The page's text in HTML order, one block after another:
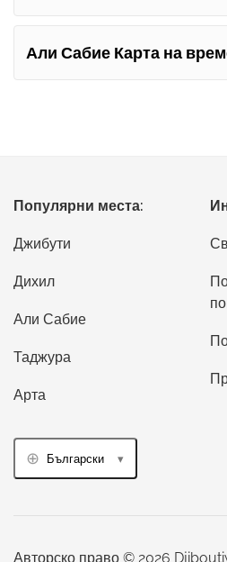
Али Сабие Карта на
Популярни места:
Джибути
Дихил
Али Сабие
Таджура
Арта
Български
Авторско право © 2026